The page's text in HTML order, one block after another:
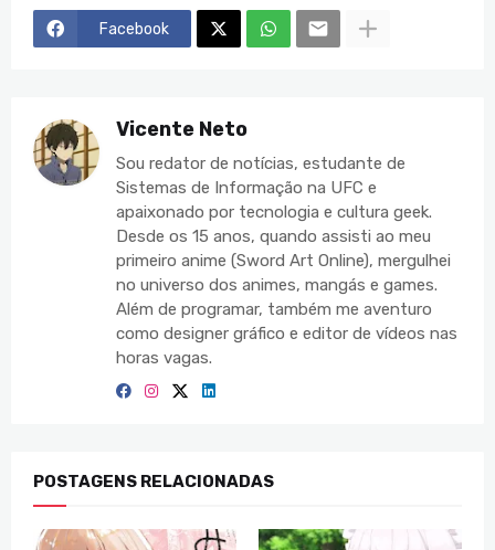
Facebook
Vicente Neto
Sou redator de notícias, estudante de
Sistemas de Informação na UFC e
apaixonado por tecnologia e cultura geek.
Desde os 15 anos, quando assisti ao meu
primeiro anime (Sword Art Online), mergulhei
no universo dos animes, mangás e games.
Além de programar, também me aventuro
como designer gráfico e editor de vídeos nas
horas vagas.
POSTAGENS RELACIONADAS